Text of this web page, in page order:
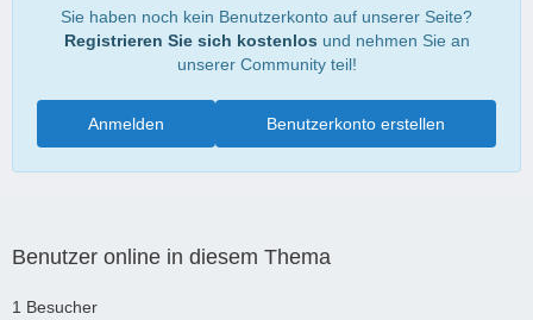
Sie haben noch kein Benutzerkonto auf unserer Seite?
Registrieren Sie sich kostenlos und nehmen Sie an
unserer Community teil!
Benutzerkonto erstellen
Anmelden
Benutzer online in diesem Thema
1 Besucher